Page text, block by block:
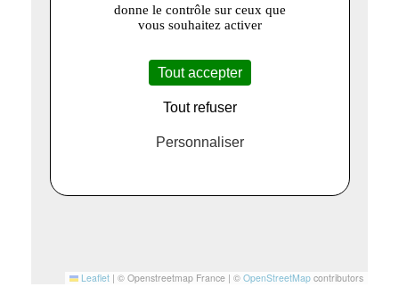
Leaflet | © Openstreetmap France | © OpenStreetMap contributors
donne le contrôle sur ceux que
vous souhaitez activer
Tout accepter
Tout refuser
Personnaliser